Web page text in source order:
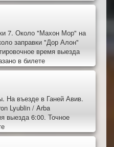
7. Около "Махон Мор" на
заправки "Дор Алон"
время выезда
в билете
На въезде в Ганей Авив.
Lyublin / Arba
выезда 6:00. Точное